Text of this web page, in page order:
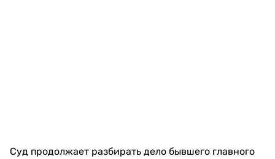
Суд продолжает разбирать дело бывшего главного